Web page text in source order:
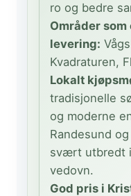
ro og bedre
Områder
levering:
Kvadraturen,
Lokalt
tradisjonelle
og moderne
Randesund
svært utbredt
vedovn.
God pris i